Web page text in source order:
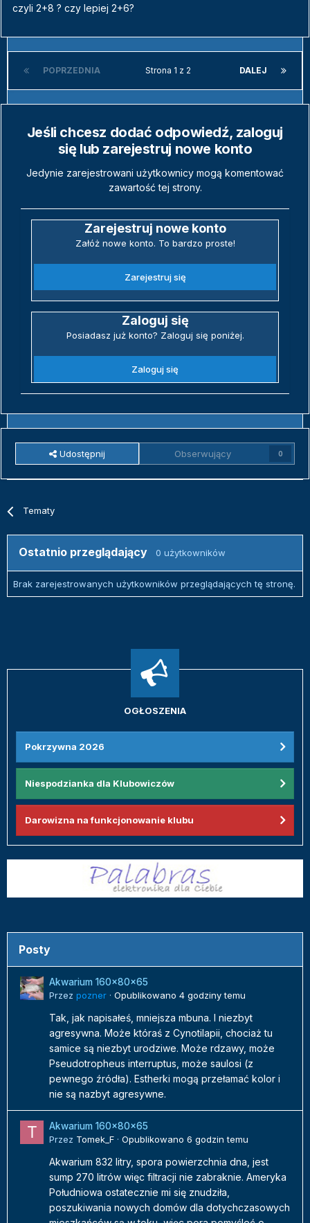
czyli 2+8 ? czy lepiej 2+6?
POPRZEDNIA DALEJ
Strona 1 z 2
Jeśli chcesz dodać odpowiedź, zaloguj
się lub zarejestruj nowe konto
Jedynie zarejestrowani użytkownicy mogą komentować
zawartość tej strony.
Zarejestruj nowe konto
Załóż nowe konto. To bardzo proste!
Zarejestruj się
Zaloguj się
Posiadasz już konto? Zaloguj się poniżej.
Zaloguj się
Udostępnij Obserwujący 0
Tematy
Ostatnio przeglądający 0 użytkowników
Brak zarejestrowanych użytkowników przeglądających tę stronę.
OGŁOSZENIA
Pokrzywna 2026
Niespodzianka dla Klubowiczów
Darowizna na funkcjonowanie klubu
Posty
Akwarium 160x80x65
Przez pozner · Opublikowano 4 godziny temu
Tak, jak napisałeś, mniejsza mbuna. I niezbyt
agresywna. Może któraś z Cynotilapii, chociaż tu
samice są niezbyt urodziwe. Może rdzawy, może
Pseudotropheus interruptus, może saulosi (z
pewnego źródła). Estherki mogą przełamać kolor i
nie są nazbyt agresywne.
Akwarium 160x80x65
Przez Tomek_F · Opublikowano 6 godzin temu
Akwarium 832 litry, spora powierzchnia dna, jest
sump 270 litrów więc filtracji nie zabraknie. Ameryka
Południowa ostatecznie mi się znudziła,
poszukiwania nowych domów dla dotychczasowych